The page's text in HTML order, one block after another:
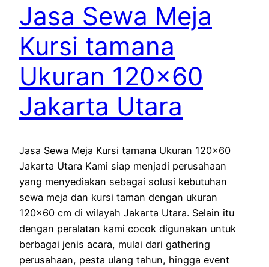
Jasa Sewa Meja
Kursi tamana
Ukuran 120×60
Jakarta Utara
Jasa Sewa Meja Kursi tamana Ukuran 120×60
Jakarta Utara Kami siap menjadi perusahaan
yang menyediakan sebagai solusi kebutuhan
sewa meja dan kursi taman dengan ukuran
120×60 cm di wilayah Jakarta Utara. Selain itu
dengan peralatan kami cocok digunakan untuk
berbagai jenis acara, mulai dari gathering
perusahaan, pesta ulang tahun, hingga event